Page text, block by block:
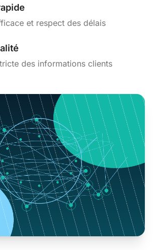
et respect des délais
des informations clients